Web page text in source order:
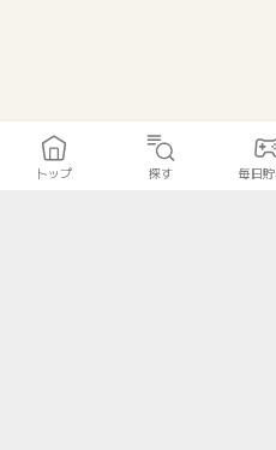
トップ 探す 毎日